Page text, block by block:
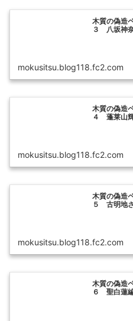
木質の偽造
３ 八坂神
mokusitsu.blog118.fc2.com
木質の偽造
４ 蓬莱山
mokusitsu.blog118.fc2.com
木質の偽造
５ 古明地
mokusitsu.blog118.fc2.com
木質の偽造
６ 聖白蓮